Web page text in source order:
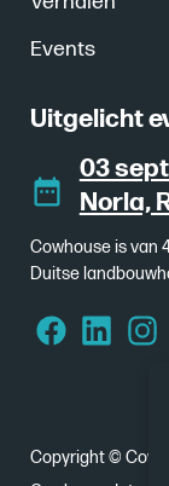
Events
Uitgelicht
03
Norla,
Cowhouse is van
Duitse
Copyright ©